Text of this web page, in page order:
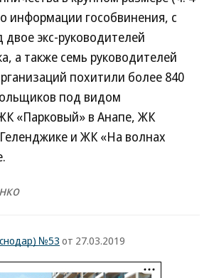
информации гособвинения, с
двое экс-руководителей
а также семь руководителей
похитили более 840
под видом
«Парковый» в Анапе, ЖК
и ЖК «На волнах
№53 от 27.03.2019